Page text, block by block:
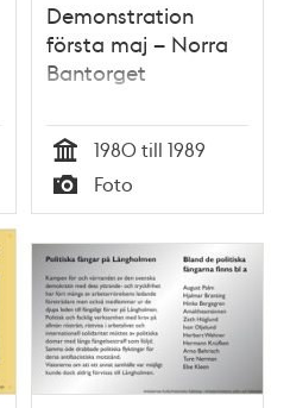
Demonstration
första maj – Norra
Bantorget
Tid
1980 till 1989
Typ
Foto